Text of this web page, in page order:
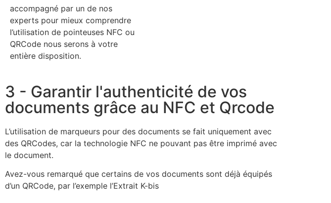
accompagné par un de nos
experts pour mieux comprendre
l’utilisation de pointeuses NFC ou
QRCode nous serons à votre
entière disposition.
3 - Garantir l'authenticité de vos
documents grâce au NFC et Qrcode
L’utilisation de marqueurs pour des documents se fait uniquement avec
des QRCodes, car la technologie NFC ne pouvant pas être imprimé avec
le document.
Avez-vous remarqué que certains de vos documents sont déjà équipés
d’un QRCode, par l’exemple l’Extrait K-bis